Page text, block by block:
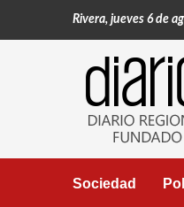
Rivera, jueves 6 de
Sociedad